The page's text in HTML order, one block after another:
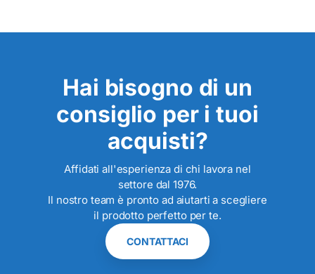
Hai bisogno di un
consiglio per i tuoi
acquisti?
Affidati all'esperienza di chi lavora nel
settore dal 1976.
Il nostro team è pronto ad aiutarti a scegliere
il prodotto perfetto per te.
CONTATTACI